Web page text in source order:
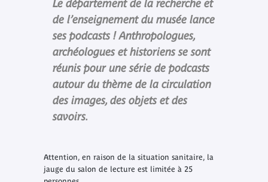
Le département de la recherche et
de l’enseignement du musée lance
ses podcasts ! Anthropologues,
archéologues et historiens se sont
réunis pour une série de podcasts
autour du thème de la circulation
des images, des objets et des
savoirs.
Attention, en raison de la situation sanitaire, la
jauge du salon de lecture est limitée à 25